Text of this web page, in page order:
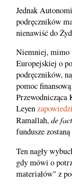
Jednak
podręczników
nienawiść do
Niemniej, mimo
Europejskiej o
podręczników,
pomoc
Leyen
Ramallah,de
fundusze
Ten nagły
gdy mówi o
materiałów" z